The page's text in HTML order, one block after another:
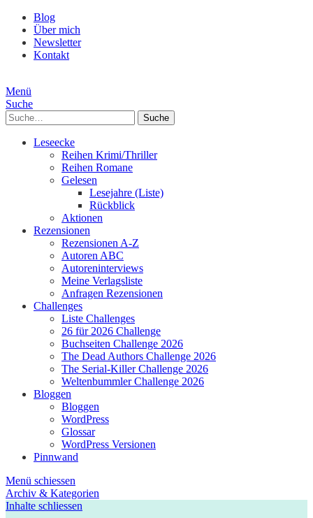
Blog
Über mich
Newsletter
Kontakt
Menü
Suche
Suche
Leseecke
Reihen Krimi/Thriller
Reihen Romane
Gelesen
Lesejahre (Liste)
Rückblick
Aktionen
Rezensionen
Rezensionen A-Z
Autoren ABC
Autoreninterviews
Meine Verlagsliste
Anfragen Rezensionen
Challenges
Liste Challenges
26 für 2026 Challenge
Buchseiten Challenge 2026
The Dead Authors Challenge 2026
The Serial-Killer Challenge 2026
Weltenbummler Challenge 2026
Bloggen
Bloggen
WordPress
Glossar
WordPress Versionen
Pinnwand
Menü schiessen
Archiv & Kategorien
Inhalte schliessen